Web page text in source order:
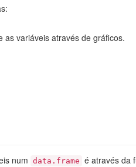
variáveis através de gráficos.
num data.frame é através da